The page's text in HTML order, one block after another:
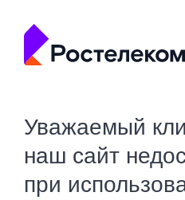
Уважаемый
наш сайт
при